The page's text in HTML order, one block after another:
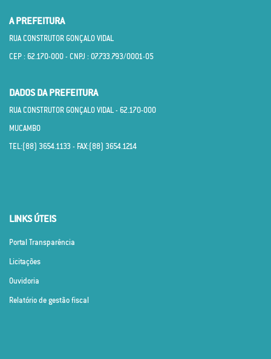
A PREFEITURA
RUA CONSTRUTOR GONÇALO VIDAL
CEP : 62.170­-000 - CNPJ : 07.733.793/0001­-05
DADOS DA PREFEITURA
RUA CONSTRUTOR GONÇALO VIDAL - 62.170­-000
MUCAMBO
TEL:(88) 3654.1133 - FAX:(88) 3654.1214
LINKS ÚTEIS
Portal Transparência
Licitações
Ouvidoria
Relatório de gestão fiscal